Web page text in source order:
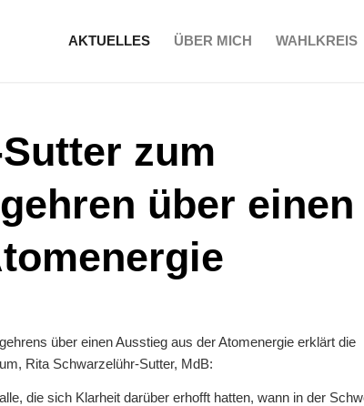
AKTUELLES ÜBER MICH WAHLKREIS
zum
über einen
über einen Ausstieg aus der Atomenergie erklärt die
Rita Schwarzelühr-Sutter, MdB:
die sich Klarheit darüber erhofft hatten, wann in der